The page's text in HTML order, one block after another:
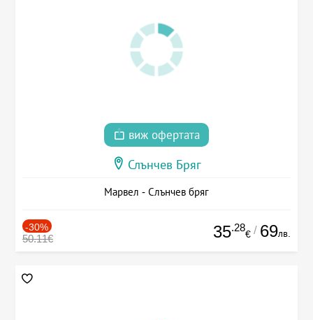
виж офертата
Слънчев Бряг
Марвел - Слънчев бряг
-30%
50.11€ 35.28
€ / 69лв.